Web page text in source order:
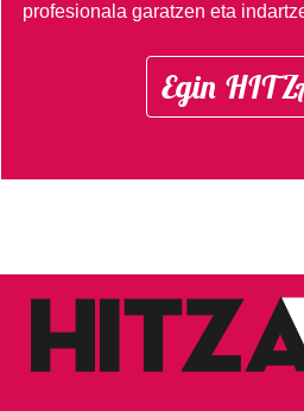
profesionala garatzen eta
Egin